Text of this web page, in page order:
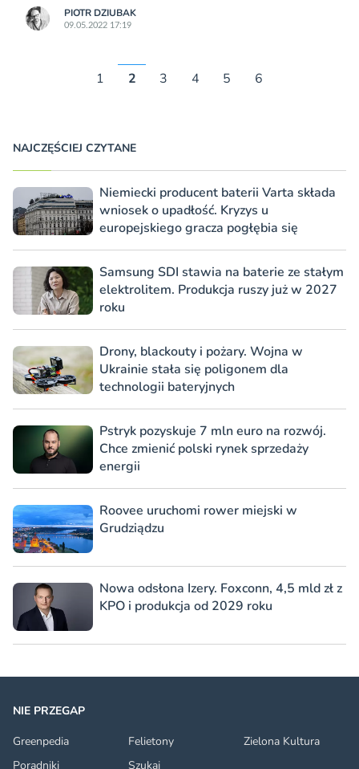
PIOTR DZIUBAK
09.05.2022 17:19
1 2 3 4 5 6
NAJCZĘŚCIEJ CZYTANE
Niemiecki producent baterii Varta składa
wniosek o upadłość. Kryzys u
europejskiego gracza pogłębia się
Samsung SDI stawia na baterie ze stałym
elektrolitem. Produkcja ruszy już w 2027
roku
Drony, blackouty i pożary. Wojna w
Ukrainie stała się poligonem dla
technologii bateryjnych
Pstryk pozyskuje 7 mln euro na rozwój.
Chce zmienić polski rynek sprzedaży
energii
Roovee uruchomi rower miejski w
Grudziądzu
Nowa odsłona Izery. Foxconn, 4,5 mld zł z
KPO i produkcja od 2029 roku
NIE PRZEGAP
Greenpedia
Felietony
Zielona Kultura
Poradniki
Szukaj